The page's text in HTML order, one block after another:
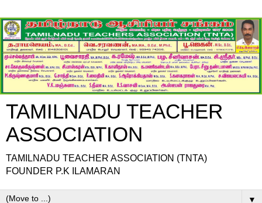
TAMILNADU TEACHER
ASSOCIATION
TAMILNADU TEACHER ASSOCIATION (TNTA)
FOUNDER P.K ILAMARAN
▼